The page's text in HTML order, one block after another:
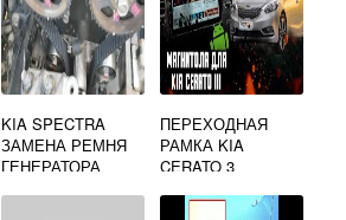
KIA SPECTRA
ЗАМЕНА РЕМНЯ
ГЕНЕРАТОРА
ПЕРЕХОДНАЯ
РАМКА KIA
CERATO 3